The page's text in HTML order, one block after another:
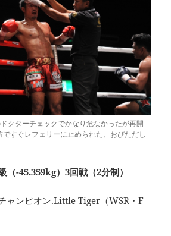
クターチェックでかなり危なかったが再開
すぐレフェリーに止められた、おびただし
-45.359kg）3回戦（2分制）
ャンピオン.Little Tiger（WSR・F